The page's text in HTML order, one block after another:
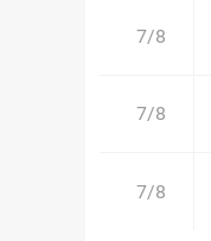
7/8
7/8
7/8